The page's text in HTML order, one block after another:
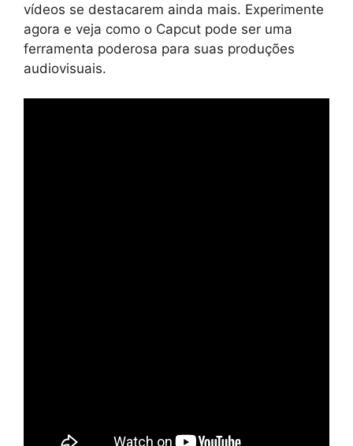
vídeos se destacarem ainda mais. Experimente
agora e veja como o Capcut pode ser uma
ferramenta poderosa para suas produções
audiovisuais.